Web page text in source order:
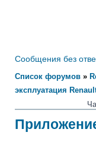
Сообщения без
Список форумов »
эксплуатация